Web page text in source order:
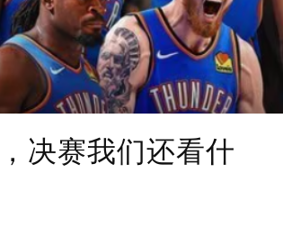
决赛我们还看什